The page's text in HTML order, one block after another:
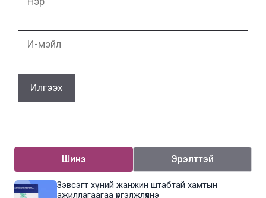
Шинэ Эрэлттэй
Зэвсэгт хүчний жанжин штабтай хамтын
ажиллагаагаа үргэлжлүүлнэ